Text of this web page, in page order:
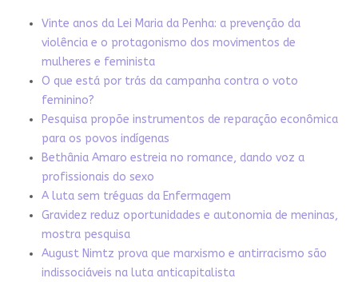
Vinte anos da Lei Maria da Penha: a prevenção da
violência e o protagonismo dos movimentos de
mulheres e feminista
O que está por trás da campanha contra o voto
feminino?
Pesquisa propõe instrumentos de reparação econômica
para os povos indígenas
Bethânia Amaro estreia no romance, dando voz a
profissionais do sexo
A luta sem tréguas da Enfermagem
Gravidez reduz oportunidades e autonomia de meninas,
mostra pesquisa
August Nimtz prova que marxismo e antirracismo são
indissociáveis na luta anticapitalista